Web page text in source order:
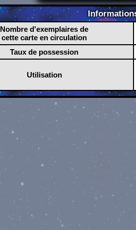
Nombre d'exemplaires de
cette carte en circulation
Taux de possession
Utilisation